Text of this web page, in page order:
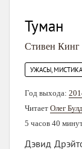
Туман
Стивен Кинг
УЖАСЫ, МИСТИКА
Год выхода:
Читает Олег
5 часов 40
Дэвид